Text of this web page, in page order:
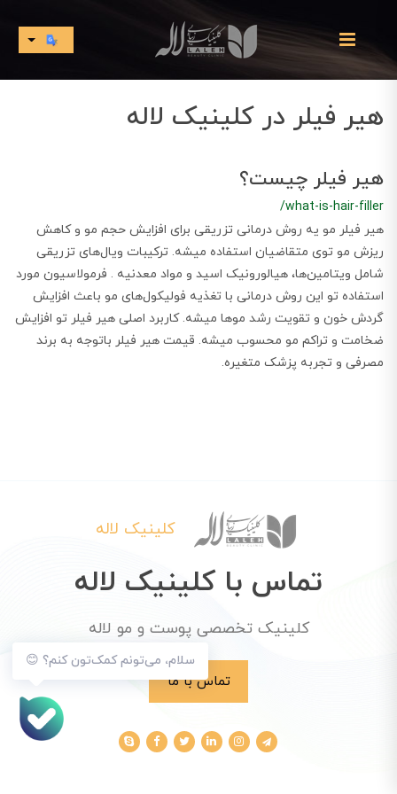
هیر فیلر در کلینیک لاله
هیر فیلر چیست؟
/what-is-hair-filler
هیر فیلر مو یه روش درمانی تزریقی برای افزایش حجم مو و کاهش
ریزش مو توی متقاضیان استفاده میشه. ترکیبات ویال‌های تزریقی
شامل ویتامین‌ها، هیالورونیک اسید و مواد معدنیه . فرمولاسیون مورد
استفاده تو این روش درمانی با تغذیه فولیکول‌های مو باعث افزایش
گردش خون و تقویت رشد موها میشه. کاربرد اصلی هیر فیلر تو افزایش
ضخامت و تراکم مو محسوب میشه. قیمت هیر فیلر باتوجه‌ به برند
مصرفی و تجربه پزشک متغیره.
سلام، می‌تونم کمک‌تون کنم؟ 😊
کلینیک لاله
تماس با کلینیک لاله
کلینیک تخصصی پوست و مو لاله
تماس با ما